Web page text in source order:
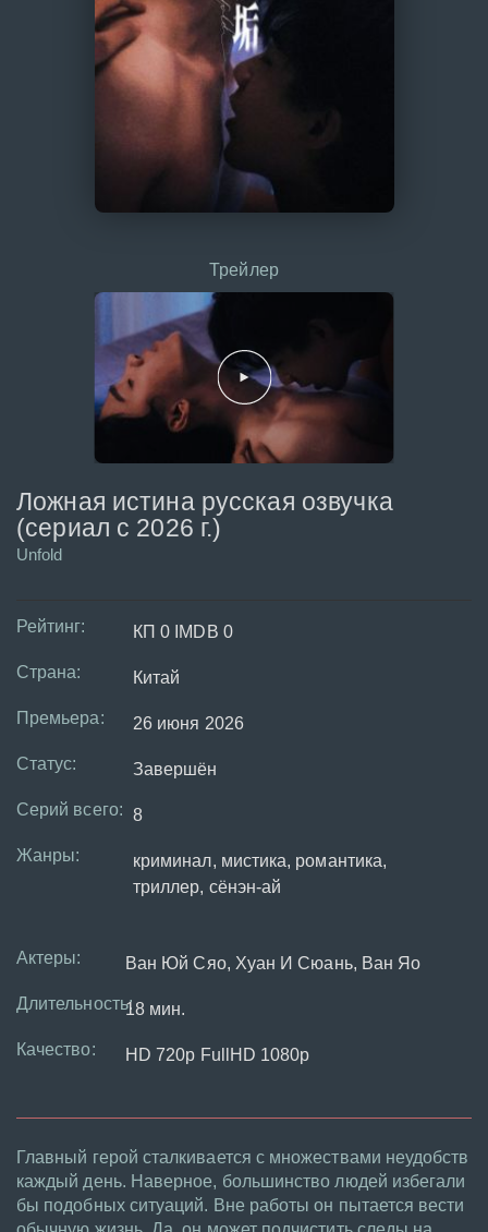
Ложная истина русская озвучка
(сериал с 2026 г.)
Unfold
Рейтинг: КП 0 IMDB 0
Страна: Китай
Премьера: 26 июня 2026
Статус: Завершён
Серий всего: 8
Жанры:
криминал, мистика, романтика,
триллер, сёнэн-ай
Трейлер
Актеры: Ван Юй Сяо, Хуан И Сюань, Ван Яо
Длительность:18 мин.
Качество: HD 720p FullHD 1080p
Главный герой сталкивается с множествами неудобств
каждый день. Наверное, большинство людей избегали
бы подобных ситуаций. Вне работы он пытается вести